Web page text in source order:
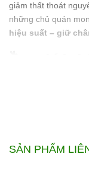
giảm thất thoát
những chủ quán
hiệu suất – giữ
🏷️ Giới
tại Việt Nam nhờ
SẢN PHẨM